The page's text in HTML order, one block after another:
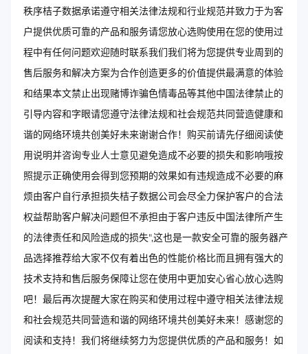
秩序桔子数据承诺遵守相关法律法规和行业规范并致力于为客
户提供优质可靠的产品和服务请您放心选购使用在您的使用过
程中有任何问题欢迎随时联系我们我们将为您提供专业周到的
售后服务和解决方案为合作创造更多的价值提供最满意的体验
和结果本文禁止出现赌博诈骗色情毒品等其他中国法律禁止的
引导内容和字眼请您遵守法律法规和社会规范共同营造健康和
谐的网络环境共创美好未来谢谢合作！购买前请先仔细阅读使
用说明并咨询专业人士意见避免造成不必要的损失和影响哦按
照提示正确使用会得到您预期的效果如有违规造成不必要的麻
烦由客户自行承担损失桔子数据公司会尽全力保护客户的合法
权益帮助客户解决问题但不承担由于客户违反中国法律所产生
的法律责任和风险造成的损失",这也是一款安全可靠的服务器产
品选择推荐给大家不仅有着出色的性能价格比而且拥有强大的
技术支持和售后服务保障让您在使用中更加安心省心放心选购
吧！最后再次提醒大家在购买和使用过程中遵守相关法律法规
和社会规范共同营造和谐的网络环境共创美好未来！感谢您的
阅读和支持！我们将继续努力为您提供优质的产品和服务！如